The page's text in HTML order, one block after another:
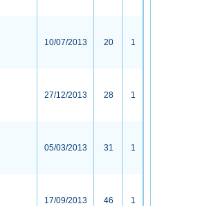
10/07/2013 20 1
27/12/2013 28 1
05/03/2013 31 1
17/09/2013 46 1